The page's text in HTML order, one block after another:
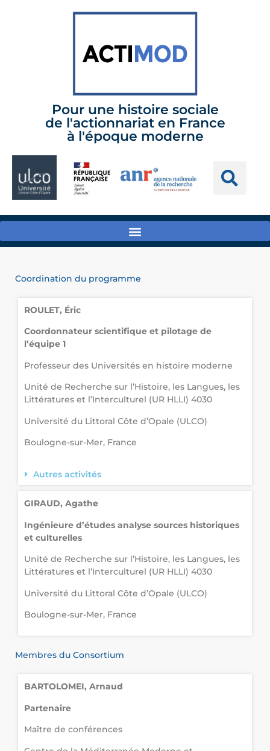
Pour une histoire sociale
de l'actionnariat en France
à l'époque moderne
Coordination du programme
ROULET, Éric
Coordonnateur scientifique et pilotage de
l’équipe 1
Professeur des Universités en histoire moderne
Unité de Recherche sur l’Histoire, les Langues, les
Littératures et l’Interculturel (UR HLLI) 4030
Université du Littoral Côte d’Opale (ULCO)
Boulogne-sur-Mer, France
Autres activités
GIRAUD, Agathe
Ingénieure d’études analyse sources historiques
et culturelles
Unité de Recherche sur l’Histoire, les Langues, les
Littératures et l’Interculturel (UR HLLI) 4030
Université du Littoral Côte d’Opale (ULCO)
Boulogne-sur-Mer, France
Membres du Consortium
BARTOLOMEI, Arnaud
Partenaire
Maître de conférences